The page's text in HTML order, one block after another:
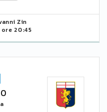
Zin
20:45
0